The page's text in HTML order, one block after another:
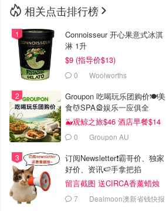
相关点击排行榜
Connoisseur 开心果意式冰淇
淋 1升
$9 (指导价$13)
0 Woolworths
Groupon 吃喝玩乐团购价🍽️美
食💆SPA🎡娱乐一应俱全
🐳观鲸之旅$46 酒店早餐$14
0 Groupon AU
订阅Newsletter❗霸哥价、独家
好价、资讯🍉手拿把掐
留言截图 送CIRCA香薰蜡烛
7 Dealmoon澳新省钱快报